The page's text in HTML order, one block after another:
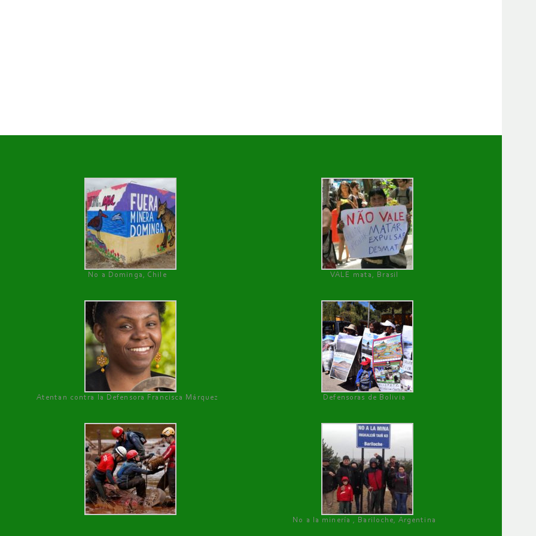
No a Dominga, Chile
VALE mata, Brasil
Atentan contra la Defensora Francisca Márquez Defensoras de Bolivia
No a la minería , Bariloche, Argentina